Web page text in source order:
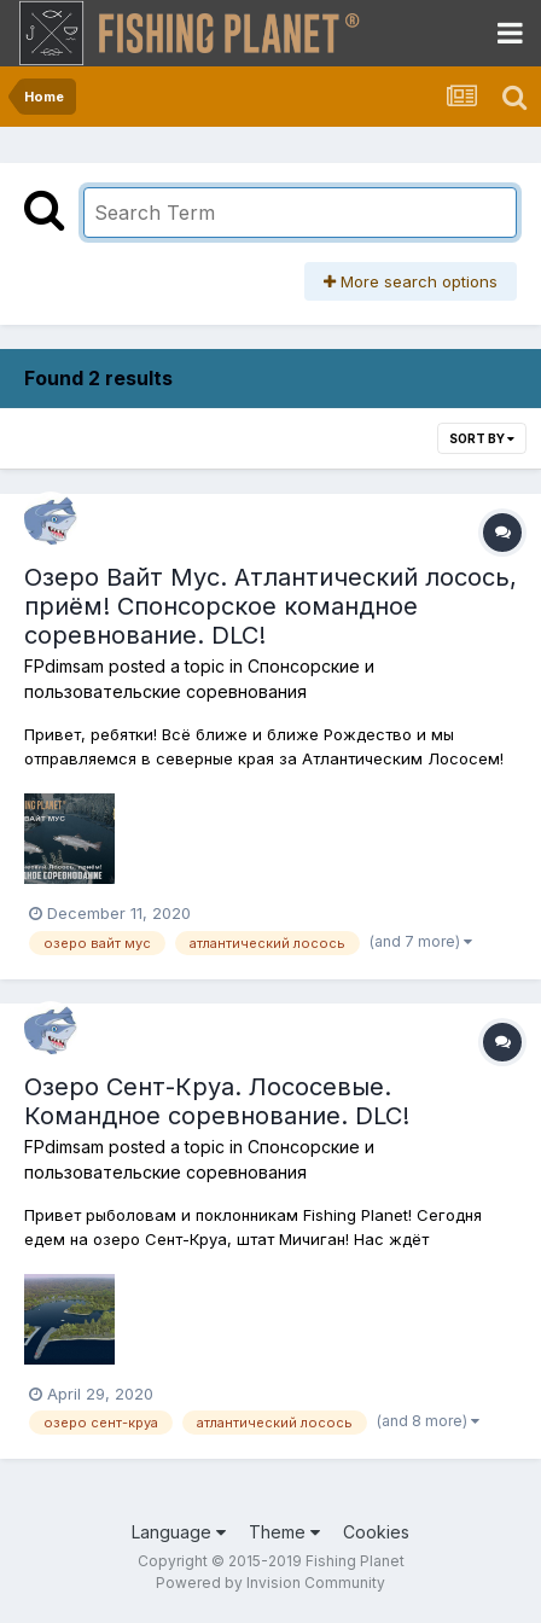
Home
More search options
Found 2 results
SORT BY
Озеро Вайт Мус. Атлантический лосось,
приём! Спонсорское командное
соревнование. DLC!
FPdimsam posted a topic in Спонсорские и
пользовательские соревнования
Привет, ребятки! Всё ближе и ближе Рождество и мы
отправляемся в северные края за Атлантическим Лососем!
провинции Альберта! Одевайтесь теплее, берите любимые
снасти и вперёд! Сегодня ловим на любые снасти, без
ограничений. Но без подставок, с...
December 11, 2020
озеро вайт мус атлантический лосось (and 7 more)
Озеро Сент-Круа. Лососевые.
Командное соревнование. DLC!
FPdimsam posted a topic in Спонсорские и
пользовательские соревнования
Привет рыболовам и поклонникам Fishing Planet! Сегодня
едем на озеро Сент-Круа, штат Мичиган! Нас ждёт
рыб, к которым в этом водоёме относятся кумжа,
атлантический лосось, тигровая форель и американский
голец. Поскольку ловим на спиннинг,...
April 29, 2020
озеро сент-круа атлантический лосось (and 8 more)
Language Theme Cookies
Copyright © 2015-2019 Fishing Planet
Powered by Invision Community